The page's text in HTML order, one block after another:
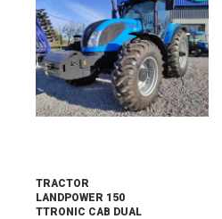
TRACTOR
LANDPOWER 150
TTRONIC CAB DUAL